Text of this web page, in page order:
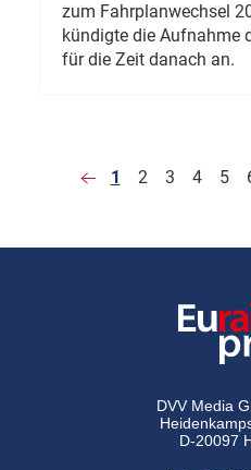
zum Fahrplanwechsel
kündigte die Aufnahme
für die Zeit danach an.
1 2 3 4 5
DVV Media
D-20097